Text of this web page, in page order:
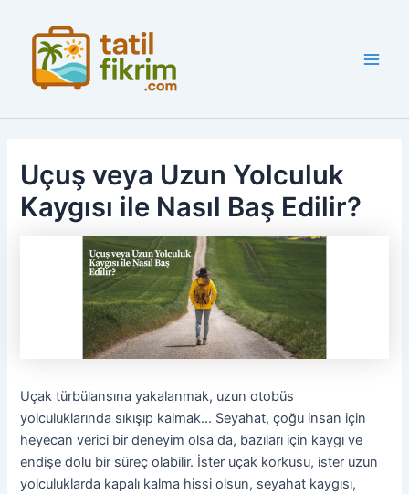
Uçuş veya Uzun Yolculuk
Kaygısı ile Nasıl Baş Edilir?
Uçak türbülansına yakalanmak, uzun otobüs
yolculuklarında sıkışıp kalmak… Seyahat, çoğu insan için
heyecan verici bir deneyim olsa da, bazıları için kaygı ve
endişe dolu bir süreç olabilir. İster uçak korkusu, ister uzun
yolculuklarda kapalı kalma hissi olsun, seyahat kaygısı,